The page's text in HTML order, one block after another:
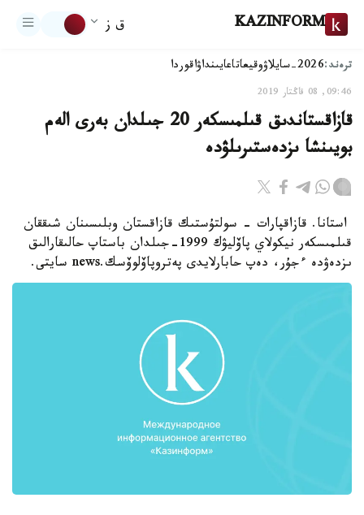
KAZINFORM ق ز
ترەند:2026-سايلاۋ وقيعاتاعايىنداۋاقوردا
09:46, 08 قاڭتار 2019
قازاقستاندىق قىلمىسكەر 20 جىلدان بەرى الەم
بويىنشا ىزدەستىرىلۋدە
استانا. قازاقپارات - سولتۇستىك قازاقستان وبلىسىنان شىققان
قىلمىسكەر نيكولاي پاۆليۋك 1999-جىلدان باستاپ حالىقارالىق
ىزدەۋدە ءجۇر، دەپ حابارلايدى پەتروپاۆلوۆسك.news سايتى.